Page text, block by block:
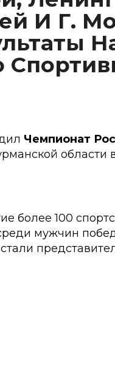
И Г.
Чемпионат
области
более 100
мужчин